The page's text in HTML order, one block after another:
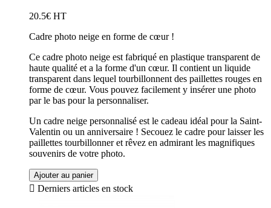
20.5€ HT
Cadre photo neige en forme de cœur !
Ce cadre photo neige est fabriqué en plastique transparent de
haute qualité et a la forme d'un cœur. Il contient un liquide
transparent dans lequel tourbillonnent des paillettes rouges en
forme de cœur. Vous pouvez facilement y insérer une photo
par le bas pour la personnaliser.
Un cadre neige personnalisé est le cadeau idéal pour la Saint-
Valentin ou un anniversaire ! Secouez le cadre pour laisser les
paillettes tourbillonner et rêvez en admirant les magnifiques
souvenirs de votre photo.
Ajouter au panier
 Derniers articles en stock